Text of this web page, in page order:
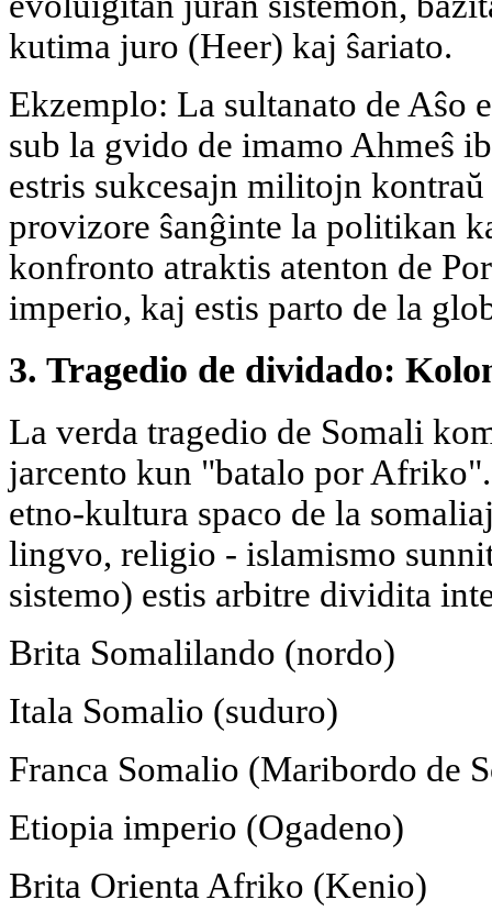
kutima juro (Heer) kaj ŝariato.
Ekzemplo: La sultanato de Aŝo
sub la gvido de imamo Ahmeŝ
estris sukcesajn militojn
provizore ŝanĝinte la politikan
konfronto atraktis atenton de
imperio, kaj estis parto de la
3. Tragedio de dividado:
La verda tragedio de Somali
jarcento kun "batalo por
etno-kultura spaco de la
lingvo, religio - islamismo
sistemo) estis arbitre dividita
Brita Somalilando (nordo)
Itala Somalio (suduro)
Franca Somalio (Maribordo de
Etiopia imperio (Ogadeno)
Brita Orienta Afriko (Kenio)